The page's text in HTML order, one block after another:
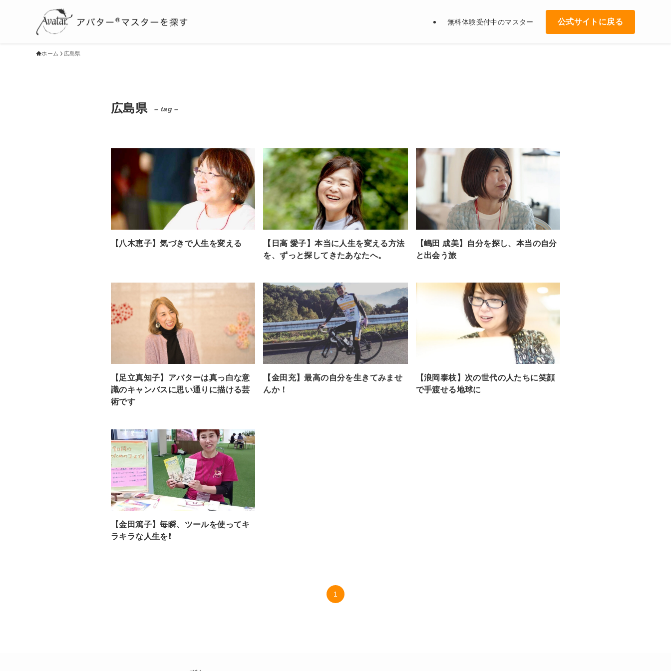
無料体験受付中のマスター 公式サイトに戻る
ホーム 広島県
広島県 – tag –
【八木恵子】気づきで人生を変える
【日高 愛子】本当に人生を変える方法
を、ずっと探してきたあなたへ。
【嶋田 成美】自分を探し、本当の自分
と出会う旅
【足立真知子】アバターは真っ白な意
識のキャンバスに思い通りに描ける芸
術です
【金田充】最高の自分を生きてみませ
んか！
【浪岡泰枝】次の世代の人たちに笑顔
で手渡せる地球に
【金田篤子】毎瞬、ツールを使ってキ
ラキラな人生を❗️
1